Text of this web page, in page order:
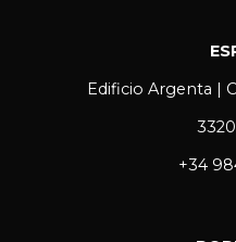
Edificio Argenta |
+34